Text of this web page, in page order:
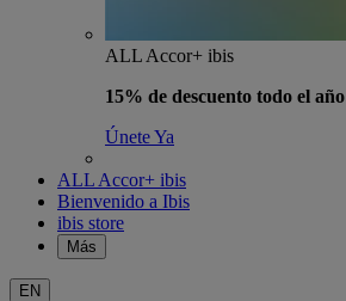
ALL Accor+ ibis
15% de descuento todo el año
Únete Ya
ALL Accor+ ibis
Bienvenido a Ibis
ibis store
Más
EN